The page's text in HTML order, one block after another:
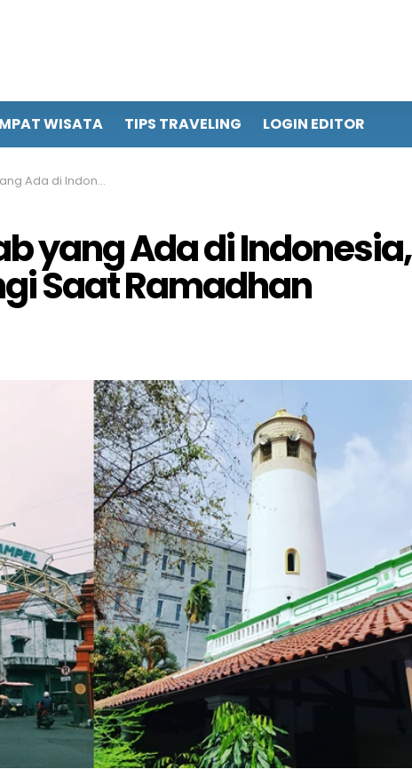
WISATA TIPS TRAVELING LOGIN EDITOR
Wajib Dikunjungi Saat Ramadhan
yang Ada di Indonesia,
Saat Ramadhan